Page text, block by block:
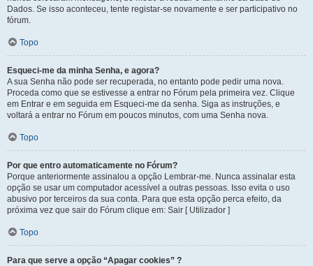
Dados. Se isso aconteceu, tente registar-se novamente e ser participativo no
fórum.
Topo
Esqueci-me da minha Senha, e agora?
A sua Senha não pode ser recuperada, no entanto pode pedir uma nova.
Proceda como que se estivesse a entrar no Fórum pela primeira vez. Clique
em Entrar e em seguida em Esqueci-me da senha. Siga as instruções, e
voltará a entrar no Fórum em poucos minutos, com uma Senha nova.
Topo
Por que entro automaticamente no Fórum?
Porque anteriormente assinalou a opção Lembrar-me. Nunca assinalar esta
opção se usar um computador acessível a outras pessoas. Isso evita o uso
abusivo por terceiros da sua conta. Para que esta opção perca efeito, da
próxima vez que sair do Fórum clique em: Sair [ Utilizador ]
Topo
Para que serve a opção “Apagar cookies” ?